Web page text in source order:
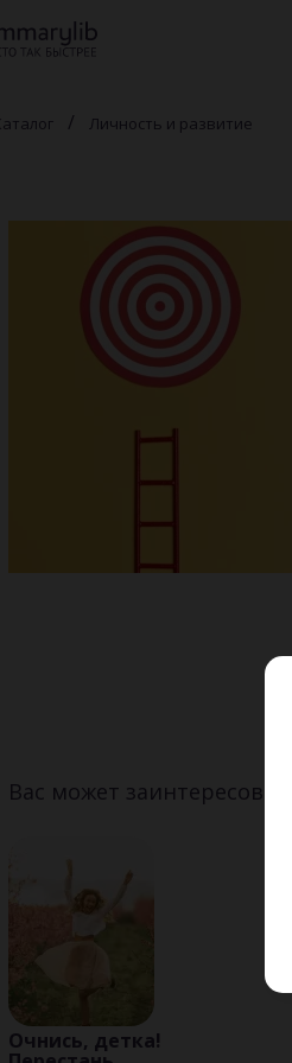
Личность и развитие
Вас может заинтересовать:
Очнись, детка!